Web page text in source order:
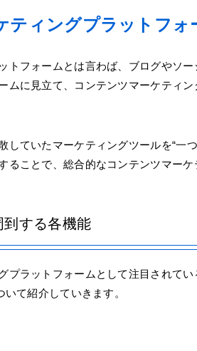
ティングプラットフォ
トフォームとは言わば、ブログやソ
ムに見立て、コンテンツマーケティン
していたマーケティングツールを“一
ることで、総合的なコンテンツマー
到する各機能
プラットフォームとして注目されて
て紹介していきます。